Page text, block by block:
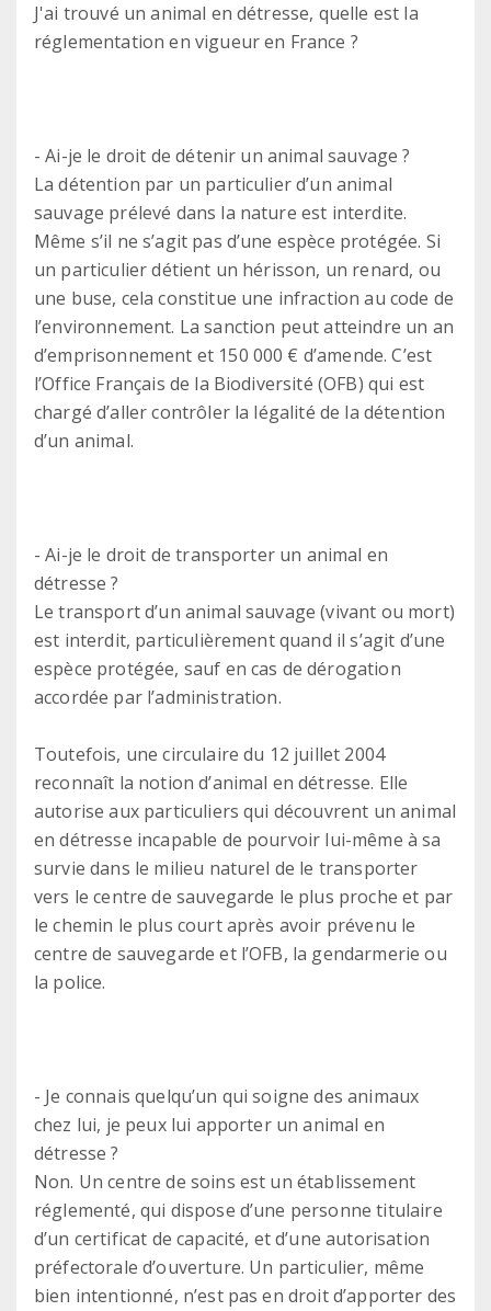
J'ai trouvé un animal en détresse, quelle est la
réglementation en vigueur en France ?
- Ai-je le droit de détenir un animal sauvage ?
La détention par un particulier d’un animal
sauvage prélevé dans la nature est interdite.
Même s’il ne s’agit pas d’une espèce protégée. Si
un particulier détient un hérisson, un renard, ou
une buse, cela constitue une infraction au code de
l’environnement. La sanction peut atteindre un an
d’emprisonnement et 150 000 € d’amende. C’est
l’Office Français de la Biodiversité (OFB) qui est
chargé d’aller contrôler la légalité de la détention
d’un animal.
- Ai-je le droit de transporter un animal en
détresse ?
Le transport d’un animal sauvage (vivant ou mort)
est interdit, particulièrement quand il s’agit d’une
espèce protégée, sauf en cas de dérogation
accordée par l’administration.
Toutefois, une circulaire du 12 juillet 2004
reconnaît la notion d’animal en détresse. Elle
autorise aux particuliers qui découvrent un animal
en détresse incapable de pourvoir lui-même à sa
survie dans le milieu naturel de le transporter
vers le centre de sauvegarde le plus proche et par
le chemin le plus court après avoir prévenu le
centre de sauvegarde et l’OFB, la gendarmerie ou
la police.
- Je connais quelqu’un qui soigne des animaux
chez lui, je peux lui apporter un animal en
détresse ?
Non. Un centre de soins est un établissement
réglementé, qui dispose d’une personne titulaire
d’un certificat de capacité, et d’une autorisation
préfectorale d’ouverture. Un particulier, même
bien intentionné, n’est pas en droit d’apporter des